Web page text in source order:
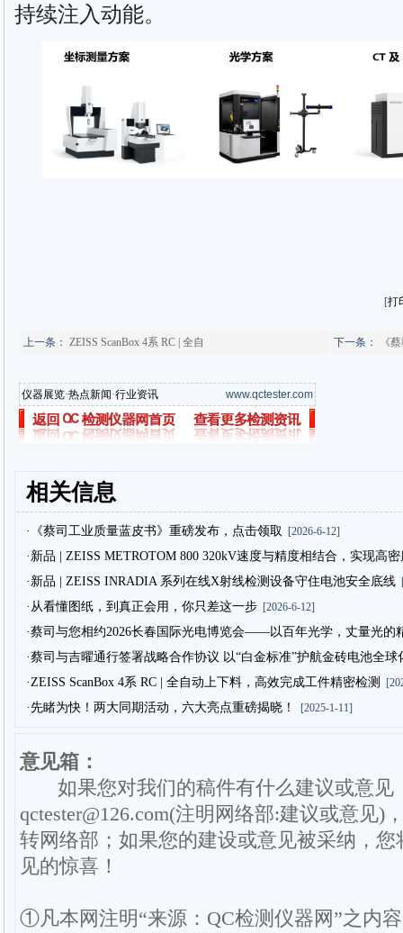
持续注入动能。
[打
上一条： ZEISS ScanBox 4系 RC | 全自 下一条： 《
仪器展览·热点新闻·行业资讯 www.qctester.com
相关信息
·《蔡司工业质量蓝皮书》重磅发布，点击领取 [2026-6-12]
·新品 | ZEISS METROTOM 800 320kV速度与精度相结合，实现高
·新品 | ZEISS INRADIA 系列在线X射线检测设备守住电池安全底线
·从看懂图纸，到真正会用，你只差这一步[2026-6-12]
·蔡司与您相约2026长春国际光电博览会——以百年光学，丈量光的
·蔡司与吉曜通行签署战略合作协议 以“白金标准”护航金砖电池全球
·ZEISS ScanBox 4系 RC | 全自动上下料，高效完成工件精密检测
·先睹为快！两大同期活动，六大亮点重磅揭晓！ [2025-1-11]
意见箱：
如果您对我们的稿件有什么建议或意见
qctester@126.com(注明网络部:建议或意见)
转网络部；如果您的建设或意见被采纳，
见的惊喜！
①凡本网注明“来源：QC检测仪器网”之内